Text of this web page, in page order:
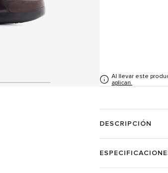
Al llevar este
aplican.
DESCRIPCIÓN